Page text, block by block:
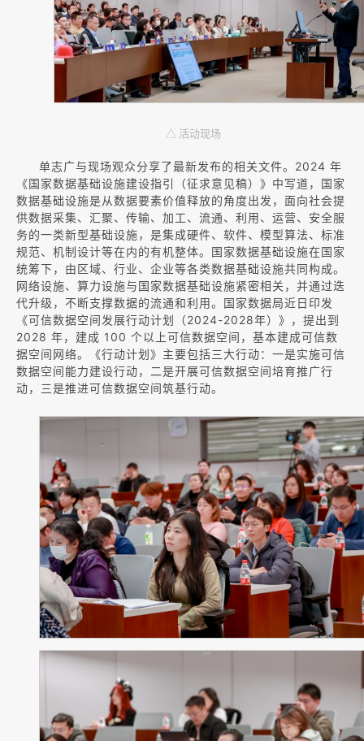
△ 活动现场
单志广与现场观众分享了最新发布的相关文件。2024 年
《国家数据基础设施建设指引（征求意见稿）》中写道，国家
数据基础设施是从数据要素价值释放的角度出发，面向社会提
供数据采集、汇聚、传输、加工、流通、利用、运营、安全服
务的一类新型基础设施，是集成硬件、软件、模型算法、标准
规范、机制设计等在内的有机整体。国家数据基础设施在国家
统筹下，由区域、行业、企业等各类数据基础设施共同构成。
网络设施、算力设施与国家数据基础设施紧密相关，并通过迭
代升级，不断支撑数据的流通和利用。国家数据局近日印发
《可信数据空间发展行动计划（2024-2028年）》，提出到
2028 年，建成 100 个以上可信数据空间，基本建成可信数
据空间网络。《行动计划》主要包括三大行动：一是实施可信
数据空间能力建设行动，二是开展可信数据空间培育推广行
动，三是推进可信数据空间筑基行动。